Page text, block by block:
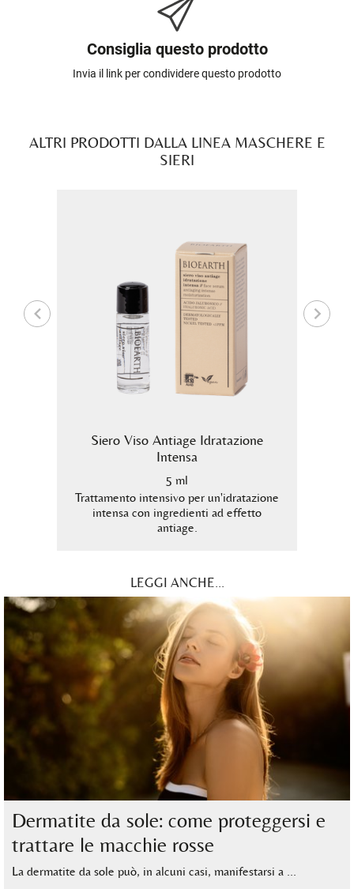
Consiglia questo prodotto
Invia il link per condividere questo prodotto
ALTRI PRODOTTI DALLA LINEA MASCHERE E
SIERI
Siero Viso Antiage Idratazione
Intensa
5 ml
Trattamento intensivo per un'idratazione
intensa con ingredienti ad effetto
antiage.
LEGGI ANCHE...
Dermatite da sole: come proteggersi e
trattare le macchie rosse
La dermatite da sole può, in alcuni casi, manifestarsi a …